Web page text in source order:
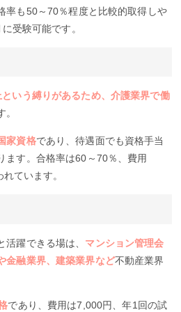
率も50～70％程度と比較的取得しや
受験可能です。
いう縛りがあるため、介護業界で働
。
家資格であり、待遇面でも資格手当
ます。合格率は60～70％、費用
ています。
躍できる場は、 マンション管理会
金融業界、建築業界など不動産業界
であり、費用は7,000円、年1回の試